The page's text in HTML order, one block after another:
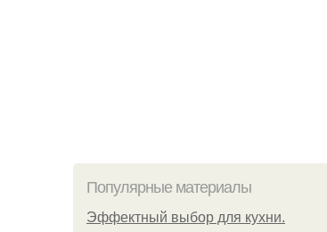
Популярные материалы
Эффектный выбор для кухни.